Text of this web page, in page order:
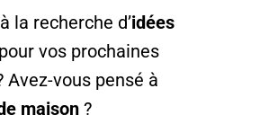
la recherche d’idées
vos prochaines
Avez-vous pensé à
maison?